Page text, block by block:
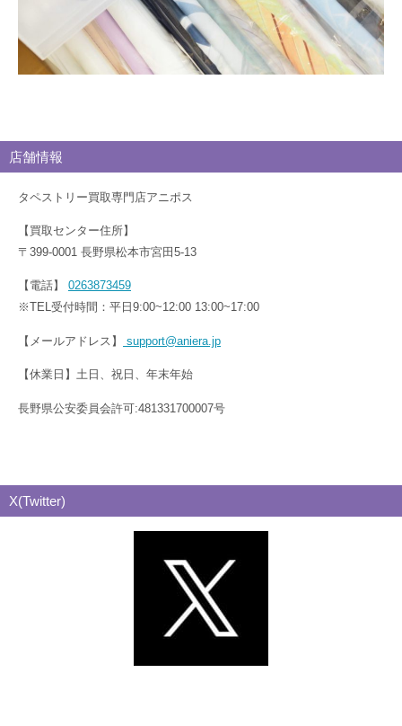
店舗情報
タペストリー買取専門店アニポス
【買取センター住所】
〒399-0001 長野県松本市宮田5-13
【電話】 0263873459
※TEL受付時間：平日9:00~12:00 13:00~17:00
【メールアドレス】 support@aniera.jp
【休業日】土日、祝日、年末年始
長野県公安委員会許可:481331700007号
X(Twitter)